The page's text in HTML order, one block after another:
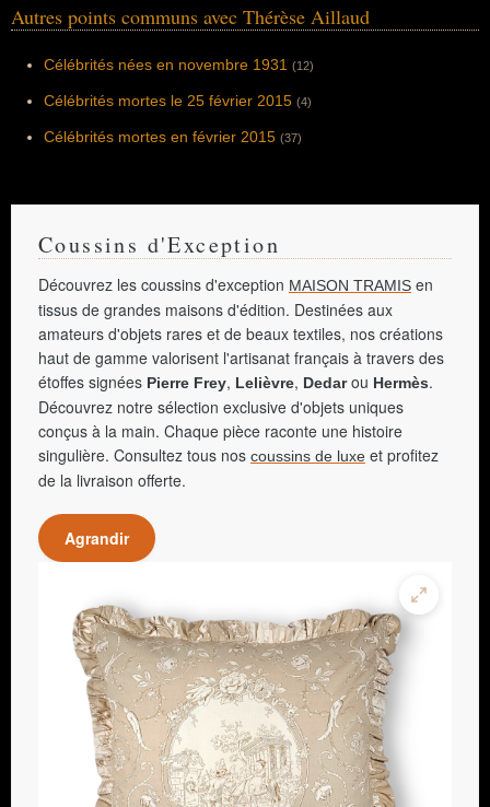
Autres points communs avec Thérèse Aillaud
Célébrités nées en novembre 1931 (12)
Célébrités mortes le 25 février 2015 (4)
Célébrités mortes en février 2015 (37)
Coussins d'Exception
Découvrez les coussins d'exception MAISON TRAMIS en
tissus de grandes maisons d'édition. Destinées aux
amateurs d'objets rares et de beaux textiles, nos créations
haut de gamme valorisent l'artisanat français à travers des
étoffes signées Pierre Frey, Lelièvre, Dedarou Hermès.
Découvrez notre sélection exclusive d'objets uniques
conçus à la main. Chaque pièce raconte une histoire
singulière. Consultez tous nos coussins de luxe et profitez
de la livraison offerte.
Agrandir